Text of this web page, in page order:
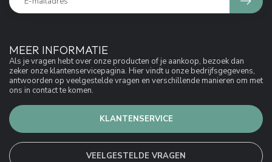
MEER INFORMATIE
Als je vragen hebt over onze producten of je aankoop, bezoek dan
zeker onze klantenservicepagina. Hier vindt u onze bedrijfsgegevens,
antwoorden op veelgestelde vragen en verschillende manieren om met
ons in contact te komen.
KLANTENSERVICE
VEELGESTELDE VRAGEN